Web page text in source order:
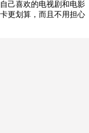
己喜欢的电视剧和电影
更划算，而且不用担心